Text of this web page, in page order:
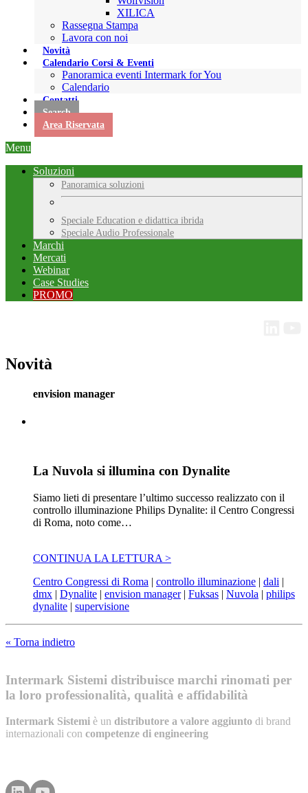
XILICA
Rassegna Stampa
Lavora con noi
Novità
Calendario Corsi & Eventi
Panoramica eventi Intermark for You
Calendario
Contatti
Search
Area Riservata
Menu
Soluzioni
Panoramica soluzioni
Speciale Education e didattica ibrida
Speciale Audio Professionale
Marchi
Mercati
Webinar
Case Studies
PROMO
Novità
envision manager
La Nuvola si illumina con Dynalite
Siamo lieti di presentare l’ultimo successo realizzato con il
controllo illuminazione Philips Dynalite: il Centro Congressi
di Roma, noto come…
CONTINUA LA LETTURA >
Centro Congressi di Roma | controllo illuminazione | dali |
dmx | Dynalite | envision manager| Fuksas | Nuvola | philips
dynalite | supervisione
« Torna indietro
Intermark Sistemi distribuisce marchi rinomati per
la loro professionalità, qualità e affidabilità
Intermark Sistemi è un distributore a valore aggiunto di brand
internazionali con competenze di engineering